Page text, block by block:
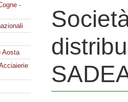
-
Aosta